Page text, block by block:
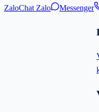
ZaloChat Zalo Messenger